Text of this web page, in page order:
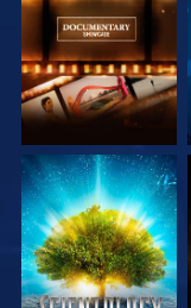
VERKEN DE SERIE